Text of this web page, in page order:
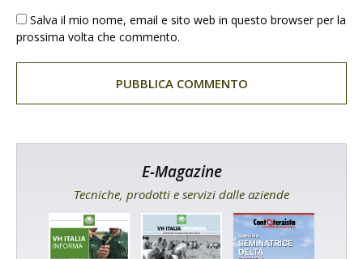
Salva il mio nome, email e sito web in questo browser per la
prossima volta che commento.
E-Magazine
Tecniche, prodotti e servizi dalle aziende